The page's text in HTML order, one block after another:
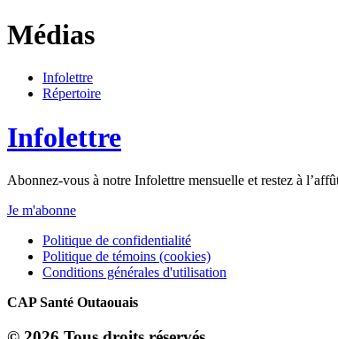
Médias
Infolettre
Répertoire
Infolettre
Abonnez-vous à notre Infolettre mensuelle et restez à
Je m'abonne
Politique de confidentialité
Politique de témoins (cookies)
Conditions générales d'utilisation
CAP Santé Outaouais